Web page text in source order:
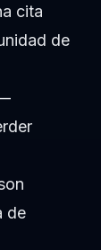
cita
de
de